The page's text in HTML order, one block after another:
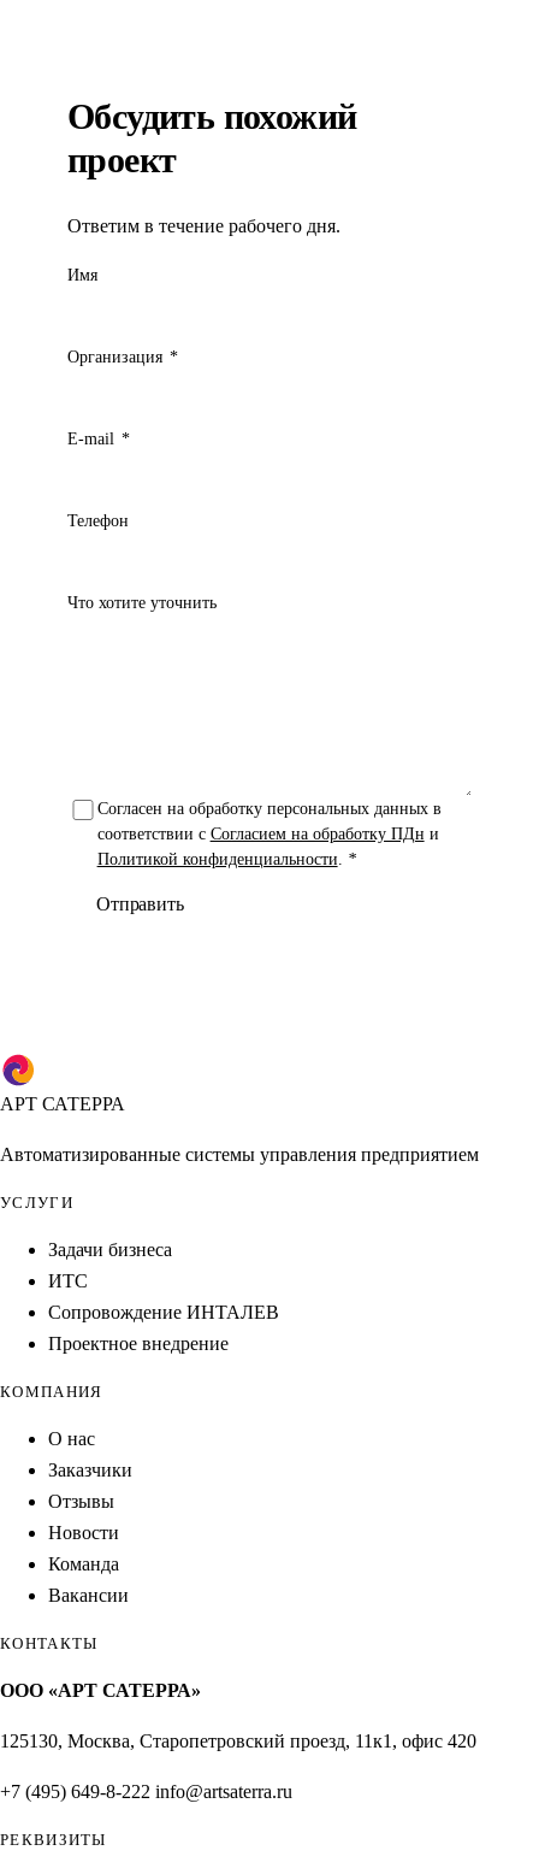
Обсудить похожий
проект
Ответим в течение рабочего дня.
Имя
Организация *
E-mail *
Телефон
Что хотите уточнить
Согласен на обработку персональных данных в
соответствии с Согласием на обработку ПДн и
Политикой конфиденциальности. *
Отправить
АРТ САТЕРРА
Автоматизированные системы управления предприятием
УСЛУГИ
Задачи бизнеса
ИТС
Сопровождение ИНТАЛЕВ
Проектное внедрение
КОМПАНИЯ
О нас
Заказчики
Отзывы
Новости
Команда
Вакансии
КОНТАКТЫ
ООО «АРТ САТЕРРА»
125130, Москва, Старопетровский проезд, 11к1, офис 420
+7 (495) 649-8-222 info@artsaterra.ru
РЕКВИЗИТЫ